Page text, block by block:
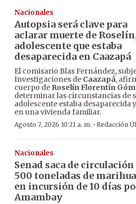
Nacionales
Autopsia será clave para
aclarar muerte de
adolescente que estaba
desaparecida en Caazapá
El comisario Blas Fernández,
Investigaciones de Caazapá,
cuerpo de Roselín Florentín
determinar las circunstancias de
adolescente estaba desaparecida
en una vivienda familiar.
Agosto 7, 2026 10:21 a. m. · Redacción
Nacionales
Senad saca de circulación
500 toneladas de
en incursión de 10 días
Amambay